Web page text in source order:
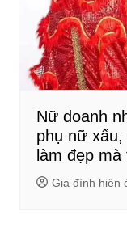
Nữ doanh
phụ nữ
làm đẹp mà
Gia đình hiện